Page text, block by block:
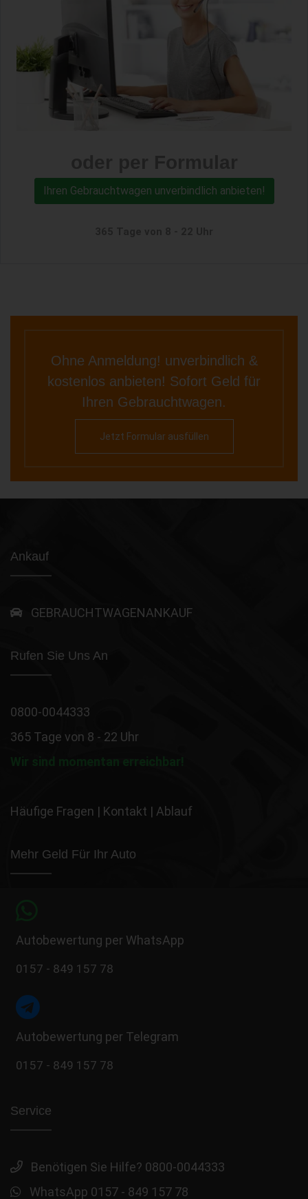
Ihren Gebrauchtwagen unverbindlich anbieten!
Ohne Anmeldung! unverbindlich &
kostenlos anbieten! Sofort Geld für
Ihren Gebrauchtwagen.
Jetzt Formular ausfüllen
Ankauf
GEBRAUCHTWAGENANKAUF
Rufen Sie Uns An
0800-0044333
365 Tage von 8 - 22 Uhr
Wir sind momentan erreichbar!
Häufige Fragen | Kontakt | Ablauf
Mehr Geld Für Ihr Auto
Autobewertung per WhatsApp
0157 - 849 157 78
Autobewertung per Telegram
0157 - 849 157 78
Service
Benötigen Sie Hilfe? 0800-0044333
WhatsApp 0157 - 849 157 78